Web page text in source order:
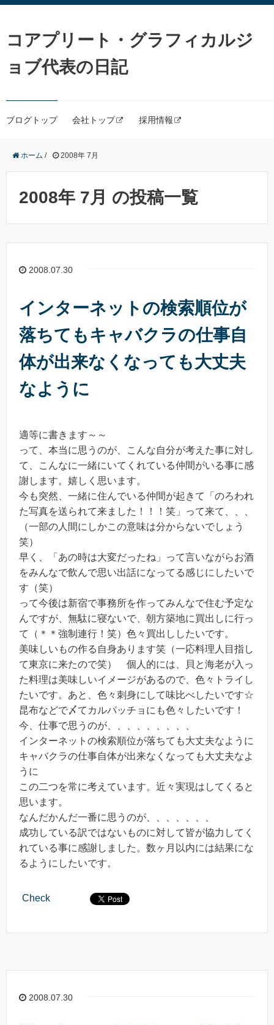
コアプリート・グラフィカルジ
ョブ代表の日記
ブログトップ 会社トップ 採用情報
ホーム / 2008年 7月
2008年 7月 の投稿一覧
2008.07.30
インターネットの検索順位が
落ちてもキャバクラの仕事自
体が出来なくなっても大丈夫
なように
適等に書きます～～
って、本当に思うのが、こんな自分が考えた事に対し
て、こんなに一緒にいてくれている仲間がいる事に感
謝します。嬉しく思います。
今も突然、一緒に住んでいる仲間が起きて「のろわれ
た写真を送られて来ました！！！笑」って来て、、、
（一部の人間にしかこの意味は分からないでしょう
笑）
早く、「あの時は大変だったね」って言いながらお酒
をみんなで飲んで思い出話になってる感じにしたいで
す（笑）
って今後は新宿で事務所を作ってみんなで住む予定な
んですが、無駄に寝ないで、朝方築地に買出しに行っ
て（＊＊強制連行！笑）色々買出ししたいです。
美味しいもの作る自身あります笑（一応料理人目指し
て東京に来たので笑） 個人的には、貝と海老が入っ
た料理は美味しいイメージがあるので、色々トライし
たいです。あと、色々刺身にして味比べしたいです☆
昆布などで〆てカルパッチョにも色々したいです！
今、仕事で思うのが、、、、、、、、、
インターネットの検索順位が落ちても大丈夫なように
キャバクラの仕事自体が出来なくなっても大丈夫なよ
うに
この二つを常に考えています。近々実現はしてくると
思います。
なんだかんだ一番に思うのが、、、、、、、
成功している訳ではないものに対して皆が協力してく
れている事に感謝しました。数ヶ月以内には結果にな
るようにしたいです。
Check
2008.07.30